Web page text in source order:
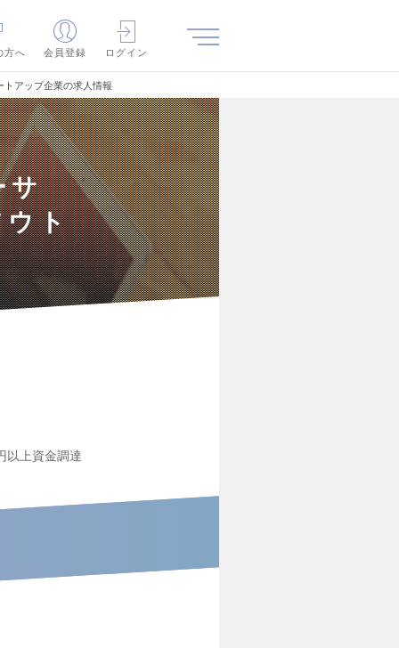
方へ
会員登録 ログイン
アップ企業の求人情報
サ
ウト
以上資金調達